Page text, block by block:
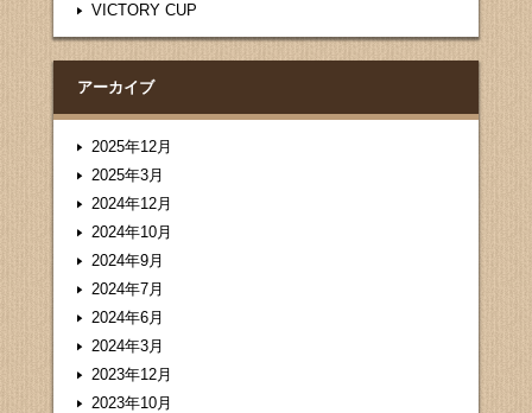
VICTORY CUP
アーカイブ
2025年12月
2025年3月
2024年12月
2024年10月
2024年9月
2024年7月
2024年6月
2024年3月
2023年12月
2023年10月